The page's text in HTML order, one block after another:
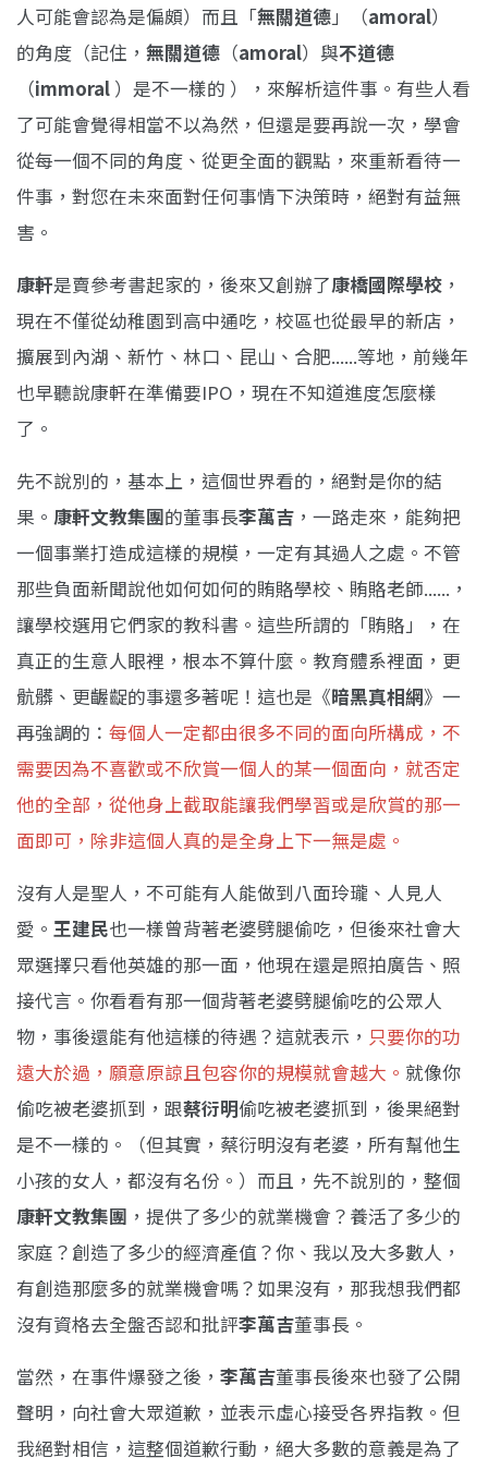
人可能會認為是偏頗）而且「無關道德」（amoral）
的角度（記住， 無關道德 （amoral）與不道德
（immoral ）是不一樣的 ），來解析這件事。有些人看
了可能會覺得相當不以為然，但還是要再說一次，學會
從每一個不同的角度、從更全面的觀點，來重新看待一
件事，對您在未來面對任何事情下決策時，絕對有益無
害。
康軒是賣參考書起家的，後來又創辦了康橋國際學校 ，
現在不僅從幼稚園到高中通吃，校區也從最早的新店，
擴展到內湖、新竹、林口、昆山、合肥......等地，前幾年
也早聽說康軒在準備要IPO，現在不知道進度怎麼樣
了。
先不說別的，基本上，這個世界看的，絕對是你的結
果。 康軒文教集團的董事長李萬吉 ，一路走來，能夠把
一個事業打造成這樣的規模，一定有其過人之處。不管
那些負面新聞說他如何如何的賄賂學校、賄賂老師......，
讓學校選用它們家的教科書。這些所謂的「賄賂」，在
真正的生意人眼裡，根本不算什麼。教育體系裡面，更
骯髒、更齷齪的事還多著呢！這也是《暗黑真相網》一
再強調的： 每個人一定都由很多不同的面向所構成，不
需要因為不喜歡或不欣賞一個人的某一個面向，就否定
他的全部，從他身上截取能讓我們學習或是欣賞的那一
面即可，除非這個人真的是全身上下一無是處。
沒有人是聖人，不可能有人能做到八面玲瓏、人見人
愛。 王建民也一樣曾背著老婆劈腿偷吃，但後來社會大
眾選擇只看他英雄的那一面，他現在還是照拍廣告、照
接代言。你看看有那一個背著老婆劈腿偷吃的公眾人
物，事後還能有他這樣的待遇？這就表示， 只要你的功
遠大於過，願意原諒且包容你的規模就會越大。 就像你
偷吃被老婆抓到，跟蔡衍明偷吃被老婆抓到，後果絕對
是不一樣的。（但其實，蔡衍明沒有老婆，所有幫他生
小孩的女人，都沒有名份。）而且，先不說別的，整個
康軒文教集團 ，提供了多少的就業機會？養活了多少的
家庭？創造了多少的經濟產值？你、我以及大多數人，
有創造那麼多的就業機會嗎？如果沒有，那我想我們都
沒有資格去全盤否認和批評李萬吉董事長。
當然，在事件爆發之後， 李萬吉董事長後來也發了公開
聲明，向社會大眾道歉，並表示虛心接受各界指教。但
我絕對相信，這整個道歉行動，絕大多數的意義是為了